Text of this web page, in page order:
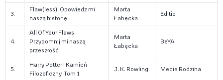
3.
Flaw(less). Opowiedz mi
naszą historię
Marta
Łabęcka
Editio
4.
All Of Your Flaws.
Przypomnij mi naszą
przeszłość
Marta
Łabęcka
BeYA
5.
Harry Potter i Kamień
Filozoficzny. Tom 1
J. K. Rowling Media Rodzina